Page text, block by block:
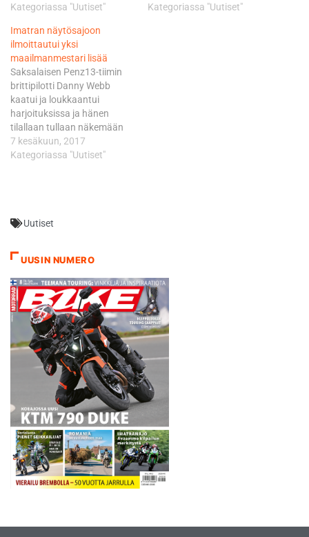
Uutukainen oli myös nopea
ykköspilotti, etelä-
afrikkalainen Kork Ballington
voitti Imatralla molempien
luokkien kisat. Hugh Neville
"Kork" Ballington syntyi
Salisburyssä eteläisessä
Rhodesiassa vuonna 1951 ja
voitti 1970- ja 80 lukujen
taitteeseen osuneen uransa
aikana…
Kategoriassa "Uutiset"
maailmanmestareita, MM-
Kategoriassa "Uutiset"
Imatran näytösajoon
ilmoittautui yksi
maailmanmestari lisää
Saksalaisen Penz13-tiimin
brittipilotti Danny Webb
kaatui ja loukkaantui
harjoituksissa ja hänen
tilallaan tullaan näkemään
Alessandro Polita. Lesistä
kotoisin oleva italialainen on
luokan MM-sarjassa
2008. Penz13-tiimin kolme
pilottia ajaa Imatralla IRRC-
sarjan Superbike-luokassa
villillä kortilla. Toipumistaan
aloitteleva Webb pahoittelee
tilannetta Penz23-tiimin
Imatranajon…
7 kesäkuun, 2017
Kategoriassa "Uutiset"
Uutiset
UUSIN NUMERO